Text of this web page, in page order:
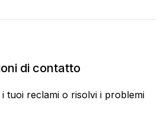
di contatto
tuoi reclami o risolvi i problemi